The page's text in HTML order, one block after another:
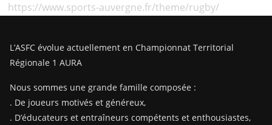
https://www.sports-auvergne.fr/theme/rugby/
L’ASFC évolue actuellement en Championnat Territorial
Régionale 1 AURA
Nous sommes une grande famille composée :
. De joueurs motivés et généreux,
. D’éducateurs et entraîneurs compétents et enthousiastes,